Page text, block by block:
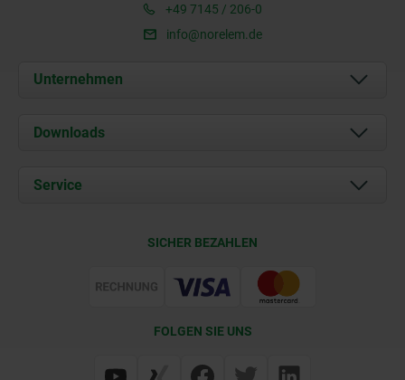
+49 7145 / 206-0
info@norelem.de
Unternehmen
Über uns
Karriere
Downloads
Service
Web Support
SICHER BEZAHLEN
FOLGEN SIE UNS